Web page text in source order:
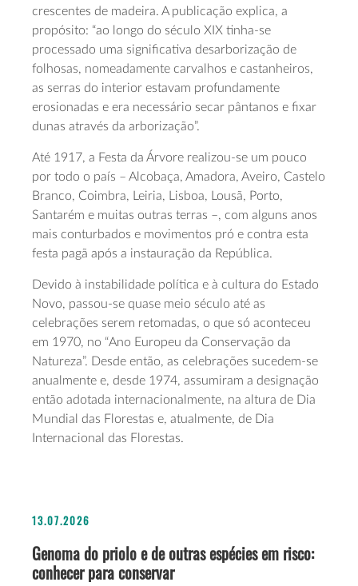
crescentes de madeira. A publicação explica, a
propósito: “ao longo do século XIX tinha-se
processado uma significativa desarborização de
folhosas, nomeadamente carvalhos e castanheiros,
as serras do interior estavam profundamente
erosionadas e era necessário secar pântanos e fixar
dunas através da arborização”.
Até 1917, a Festa da Árvore realizou-se um pouco
por todo o país – Alcobaça, Amadora, Aveiro, Castelo
Branco, Coimbra, Leiria, Lisboa, Lousã, Porto,
Santarém e muitas outras terras –, com alguns anos
mais conturbados e movimentos pró e contra esta
festa pagã após a instauração da República.
Devido à instabilidade política e à cultura do Estado
Novo, passou-se quase meio século até as
celebrações serem retomadas, o que só aconteceu
em 1970, no “Ano Europeu da Conservação da
Natureza”. Desde então, as celebrações sucedem-se
anualmente e, desde 1974, assumiram a designação
então adotada internacionalmente, na altura de Dia
Mundial das Florestas e, atualmente, de Dia
Internacional das Florestas.
13.07.2026
Genoma do priolo e de outras espécies em risco:
conhecer para conservar